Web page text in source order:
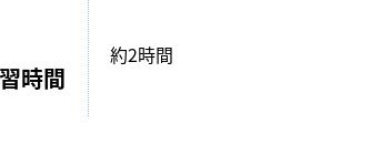
時間
約2時間